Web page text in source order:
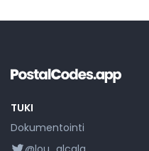
TUKI
Dokumentointi